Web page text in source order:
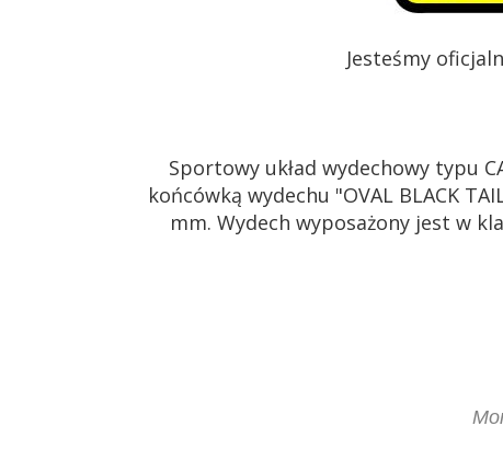
Jesteśmy
Sportowy układ wydechowy typu
końcówką wydechu "OVAL BLACK
mm. Wydech wyposażony jest w